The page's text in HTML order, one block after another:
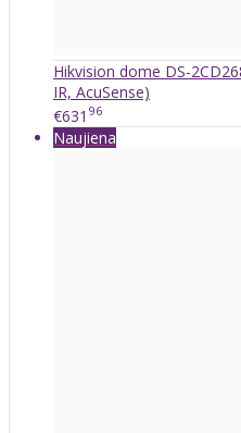
Hikvision dome DS-
IR, AcuSense)
€631 96
Naujiena